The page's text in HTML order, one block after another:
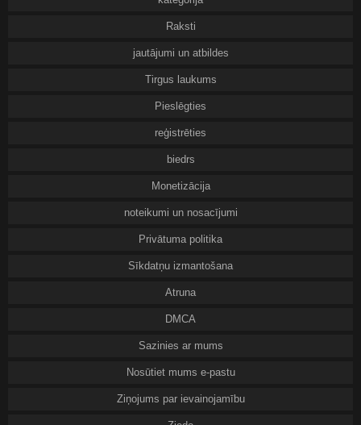
Raksti
jautājumi un atbildes
Tirgus laukums
Pieslēgties
reģistrēties
biedrs
Monetizācija
noteikumi un nosacījumi
Privātuma politika
Sīkdatņu izmantošana
Atruna
DMCA
Sazinies ar mums
Nosūtiet mums e-pastu
Ziņojums par ievainojamību